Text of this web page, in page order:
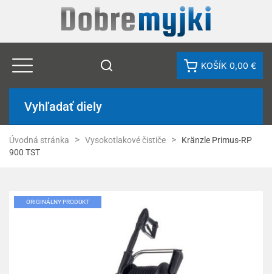
KOŠÍK 0,00 €
Vyhľadať diely
Úvodná stránka Vysokotlakové čističe
Kränzle Primus-RP
900 TST
ORIGINÁLNY PRODUKT